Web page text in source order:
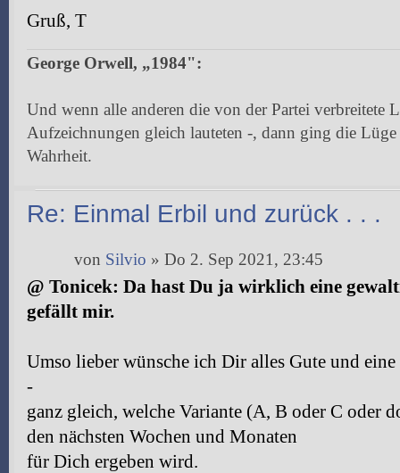
Gruß, T
George Orwell, „1984":
Und wenn alle anderen die von der Partei verbreitete
Aufzeichnungen gleich lauteten -, dann ging die
Wahrheit.
Re: Einmal Erbil und zurück . . .
von Silvio » Do 2. Sep 2021, 23:45
@ Tonicek: Da hast Du ja wirklich eine
gefällt mir.
Umso lieber wünsche ich Dir alles Gute und
-
ganz gleich, welche Variante (A, B oder C oder
den nächsten Wochen und Monaten
für Dich ergeben wird.